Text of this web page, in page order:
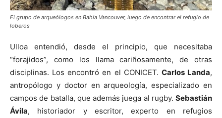
El grupo de arqueólogos en Bahía Vancouver, luego de encontrar el refugio de
loberos
Ulloa entendió, desde el principio, que necesitaba
“forajidos”, como los llama cariñosamente, de otras
disciplinas. Los encontró en el CONICET. Carlos Landa,
antropólogo y doctor en arqueología, especializado en
campos de batalla, que además juega al rugby. Sebastián
Ávila, historiador y escritor, experto en refugios